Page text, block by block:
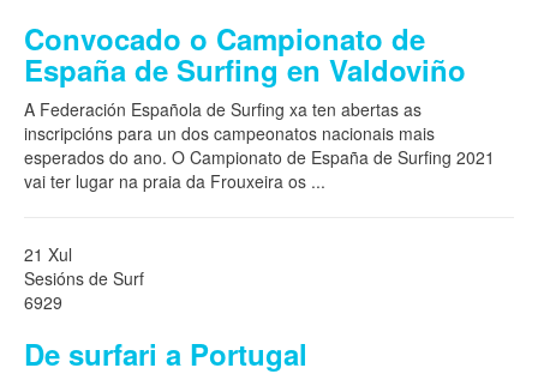
Convocado o Campionato de
España de Surfing en Valdoviño
A Federación Española de Surfing xa ten abertas as
inscripcións para un dos campeonatos nacionais mais
esperados do ano. O Campionato de España de Surfing 2021
vai ter lugar na praia da Frouxeira os ...
21 Xul
Sesións de Surf
6929
De surfari a Portugal